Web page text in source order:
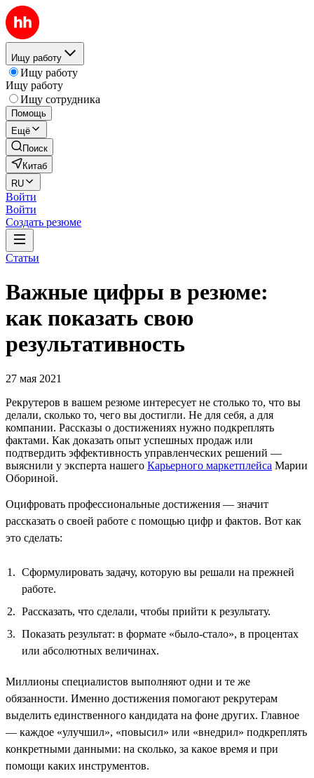
Ищу работу
Ищу работу
Ищу работу
Ищу сотрудника
Помощь
Ещё
Поиск
Китаб
RU
Войти
Войти
Создать резюме
Статьи
Важные цифры в резюме:
как показать свою
результативность
27 мая 2021
Рекрутеров в вашем резюме интересует не столько то, что вы
делали, сколько то, чего вы достигли. Не для себя, а для
компании. Рассказы о достижениях нужно подкреплять
фактами. Как доказать опыт успешных продаж или
подтвердить эффективность управленческих решений —
выяснили у эксперта нашего Карьерного маркетплейса Марии
Обориной.
Оцифровать профессиональные достижения — значит
рассказать о своей работе с помощью цифр и фактов. Вот как
это сделать:
Сформулировать задачу, которую вы решали на прежней
работе.
Рассказать, что сделали, чтобы прийти к результату.
Показать результат: в формате «было-стало», в процентах
или абсолютных величинах.
Миллионы специалистов выполняют одни и те же
обязанности. Именно достижения помогают рекрутерам
выделить единственного кандидата на фоне других. Главное
— каждое «улучшил», «повысил» или «внедрил» подкреплять
конкретными данными: на сколько, за какое время и при
помощи каких инструментов.